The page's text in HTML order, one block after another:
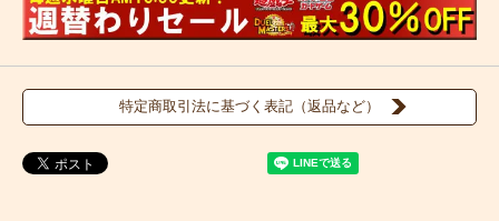
特定商取引法に基づく表記（返品など）